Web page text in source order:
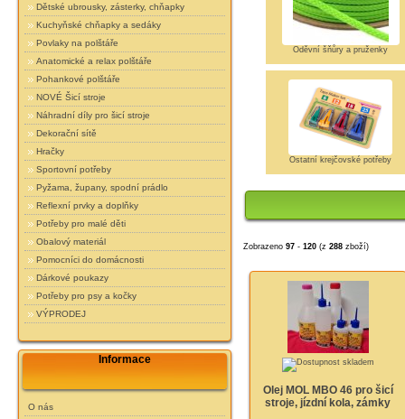
Dětské ubrousky, zásterky, chňapky
Kuchyňské chňapky a sedáky
Povlaky na polštáře
Anatomické a relax polštáře
Pohankové polštáře
NOVÉ Šicí stroje
Náhradní díly pro šicí stroje
Dekorační sítě
Hračky
Sportovní potřeby
Pyžama, župany, spodní prádlo
Reflexní prvky a doplňky
Potřeby pro malé děti
Obalový materiál
Pomocníci do domácnosti
Dárkové poukazy
Potřeby pro psy a kočky
VÝPRODEJ
Informace
O nás
Oděvní šňůry a pruženky
Ostatní krejčovské potřeby
Zobrazeno 97- 120(z 288zboží)
Olej MOL MBO 46 pro šicí
stroje, jízdní kola, zámky